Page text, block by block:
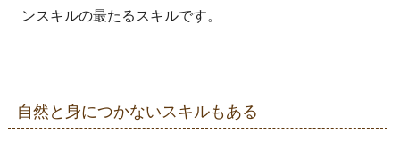
ンスキルの最たるスキルです。
自然と身につかないスキルもある